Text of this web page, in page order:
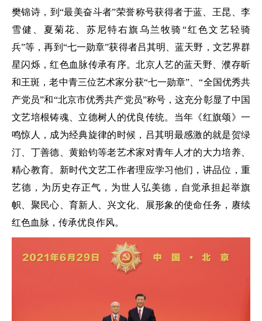
樊锦诗，到“最美奋斗者”荣誉称号获得者于蓝、王昆、李
雪健、夏菊花、苏尼特右旗乌兰牧骑“红色文艺轻骑
兵”等，再到“七一勋章”获得者吕其明、蓝天野，文艺界群
星闪烁，红色血脉传承有序。北京人艺的蓝天野、濮存昕
和王斑，老中青三位艺术家分获“七一勋章”、“全国优秀共
产党员”和“北京市优秀共产党员”称号，这充分彰显了中国
文艺培根铸魂、立德树人的优良传统。当年《红旗颂》一
鸣惊人，成为经典旋律的时候，吕其明最感激的就是贺绿
汀、丁善德、黄贻钧等老艺术家对青年人才的大力培养、
精心教育。新时代文艺工作者理应学习他们，讲品位，重
艺德，为历史存正气，为世人弘美德，自觉承担起举旗
帜、聚民心、育新人、兴文化、展形象的使命任务，赓续
红色血脉，传承优良作风。